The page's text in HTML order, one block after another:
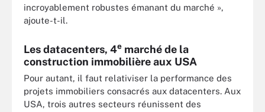
incroyablement robustes émanant du marché »,
ajoute-t-il.
Les datacenters, 4e marché de la
construction immobilière aux USA
Pour autant, il faut relativiser la performance des
projets immobiliers consacrés aux datacenters. Aux
USA, trois autres secteurs réunissent des